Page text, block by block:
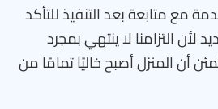
مع متابعة بعد التنفيذ للتأكد
التزامنا لا ينتهي بمجرد
أن المنزل أصبح خاليًا تمامًا من